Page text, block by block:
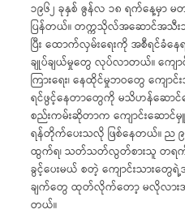
၁၉၆၂ ခုနှစ် ဇွန်လ ၁၈ ရက်နေ့မှာ
ပြန်တယ်။ တက္ကသိုလ်အဆောင်အသီ
ပြီး ထောက်လှမ်းရေးကို အစီရင်ခံ
ချုပ်ချယ်မှုတွေ လုပ်လာတယ်။ ကျေ
ကြားရေး၊ နေထိုင်မှုဘဝတွေ ကျေ
ရင်ဖွင့်နေတာတွေကို မသိဟန်ဆေ
စည်းကမ်းဆိုတာက ကျောင်းဆောင်မှူ
ရန်တိုက်ပေးသလို ဖြစ်နေတယ်။ ည ၉
ထွက်ရ၊ သတ်သတ်လွတ်စားသူ တရက်နှ
ခွင့်ပေးမယ် စတဲ့ ကျောင်းသားတွ
ချက်တွေ ထုတ်လိုက်တော့ မလိုလားအ
တယ်။